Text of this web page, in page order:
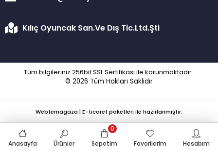
Kılıç Oyuncak San.Ve Dış Tic.Ltd.Şti
Tüm bilgileriniz 256bit SSL Sertifikası ile korunmaktadır.
© 2026 Tüm Hakları Saklıdır
Anasayfa Ürünler Sepetim
0
Favorilerim
Hesabım
Webtemagaza | E-ticaret paketleri ile hazırlanmıştır.